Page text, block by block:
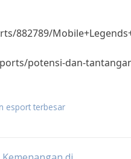
882789/
potensi-dan-
esport terbesar